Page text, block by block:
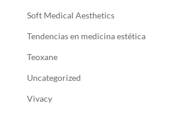
Soft Medical Aesthetics
Tendencias en medicina estética
Teoxane
Uncategorized
Vivacy